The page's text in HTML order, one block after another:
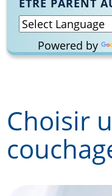
ÊTRE PARENT
Powered by
content
Choisir